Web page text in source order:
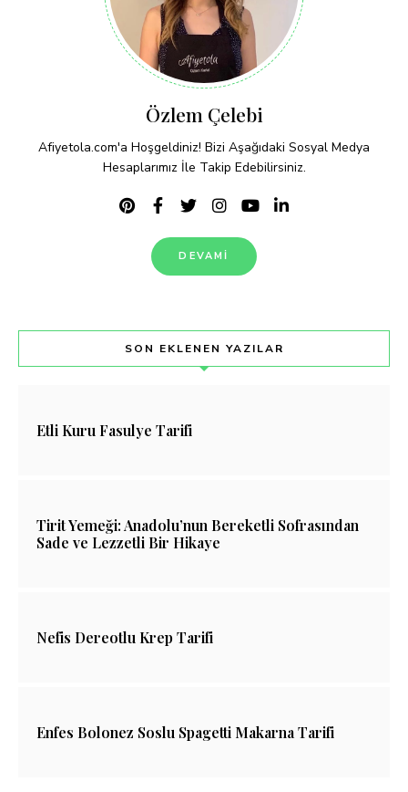
Özlem Çelebi
Afiyetola.com'a Hoşgeldiniz! Bizi Aşağıdaki Sosyal Medya
Hesaplarımız İle Takip Edebilirsiniz.
DEVAMI
SON EKLENEN YAZILAR
Etli Kuru Fasulye Tarifi
Tirit Yemeği: Anadolu’nun Bereketli Sofrasından
Sade ve Lezzetli Bir Hikaye
Nefis Dereotlu Krep Tarifi
Enfes Bolonez Soslu Spagetti Makarna Tarifi